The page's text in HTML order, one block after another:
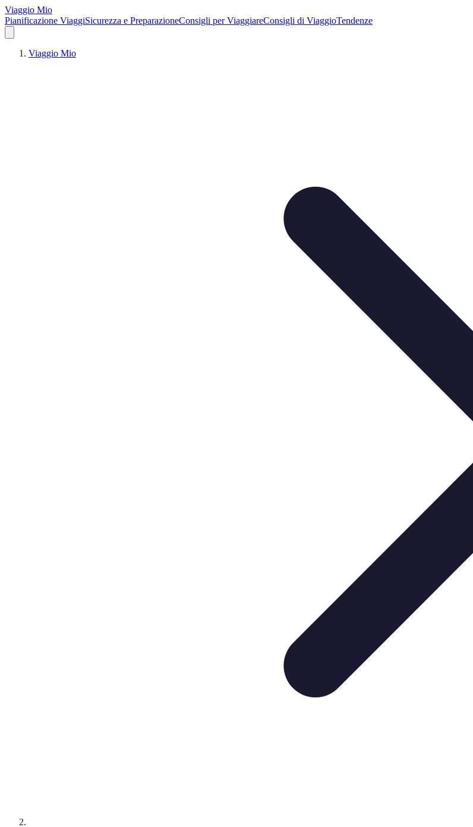
Viaggio Mio
Pianificazione ViaggiSicurezza e PreparazioneConsigli per ViaggiareConsigli di ViaggioTendenze
Viaggio Mio